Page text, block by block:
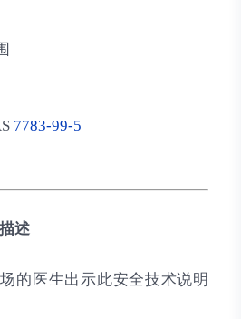
7783-99-5
述
的医生出示此安全技术说明